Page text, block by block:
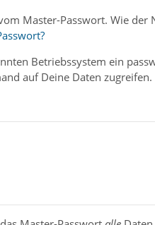
Master-Passwort. Wie der
Betriebssystem ein
auf Deine Daten